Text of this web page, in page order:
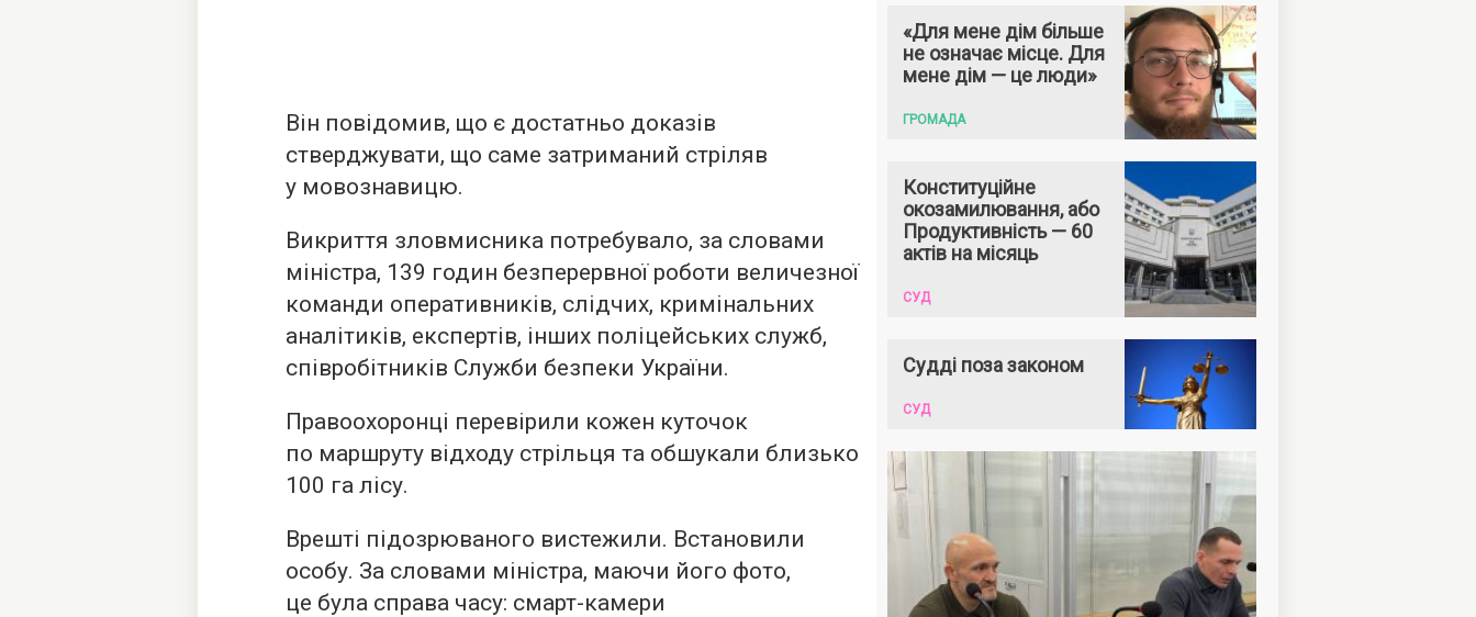
Він повідомив, що є достатньо доказів
стверджувати, що саме затриманий стріляв
у мовознавицю.
Викриття зловмисника потребувало, за словами
міністра, 139 годин безперервної роботи величезної
команди оперативників, слідчих, кримінальних
аналітиків, експертів, інших поліцейських служб,
співробітників Служби безпеки України.
Правоохоронці перевірили кожен куточок
по маршруту відходу стрільця та обшукали близько
100 га лісу.
Врешті підозрюваного вистежили. Встановили
особу. За словами міністра, маючи його фото,
це була справа часу: смарт-камери
«Для мене дім більше
не означає місце. Для
мене дім — це люди»
ГРОМАДА
Конституційне
окозамилювання, або
Продуктивність — 60
актів на місяць
СУД
Судді поза законом
СУД